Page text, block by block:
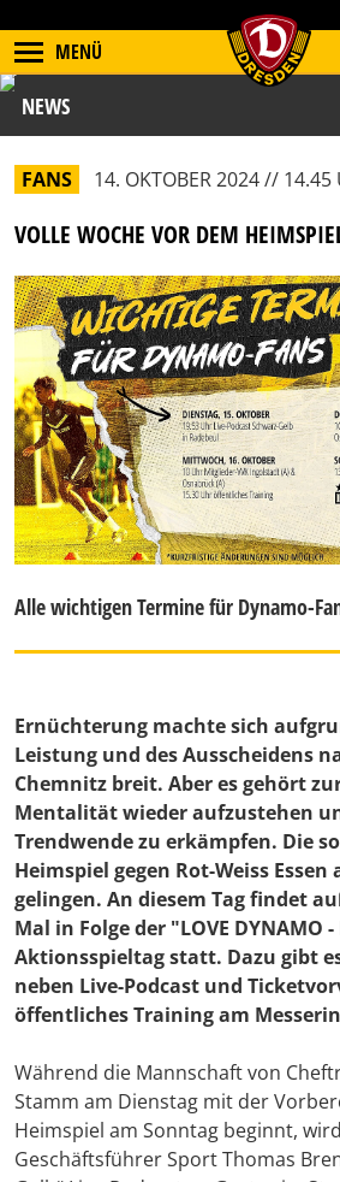
MENÜ
NEWS
FANS 14. OKTOBER 2024 // 14.45
VOLLE WOCHE VOR DEM
Alle wichtigen Termine für Dynamo-
Ernüchterung machte sich
Leistung und des Ausscheidens
Chemnitz breit. Aber es gehört
Mentalität wieder aufzustehen
Trendwende zu erkämpfen. Die
Heimspiel gegen Rot-Weiss Essen
gelingen. An diesem Tag findet
Mal in Folge der "LOVE DYNAMO -
Aktionsspieltag statt. Dazu gibt
neben Live-Podcast und
öffentliches Training am
Während die Mannschaft von
Stamm am Dienstag mit der
Heimspiel am Sonntag beginnt,
Geschäftsführer Sport Thomas